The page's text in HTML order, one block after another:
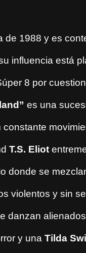
de 1988 y es
influencia está
8 por
es una
constante
T.S. Eliot
donde se
violentos y sin
danzan
y una Tilda